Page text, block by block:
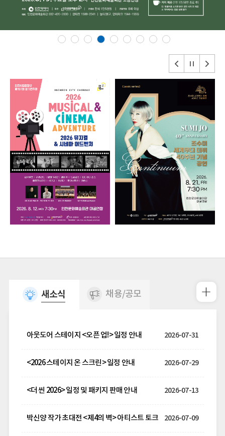
새소식 채용/공모
아웃도어 스테이지 <오픈 업!> 일정 안내 2026-07-31
<2026 스테이지 온 스크린> 일정 안내 2026-07-29
​<더 씬 2026> 일정 및 패키지 판매 안내 2026-07-13
박신양 작가 초대전 <제4의 벽> 아티스트 토크 2026-07-09